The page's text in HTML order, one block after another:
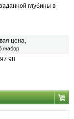
глубины в
цена,
набор